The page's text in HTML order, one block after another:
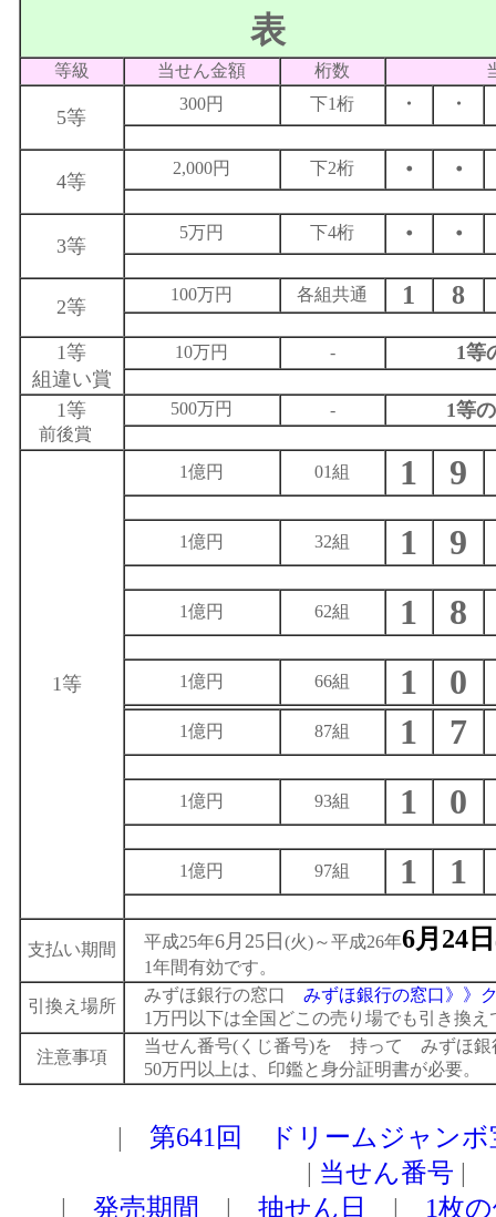
表
等級 当せん金額 桁数
5等
300円 下1桁 ・ ・
4等
2,000円 下2桁 ・ ・
3等
5万円 下4桁 ・ ・
2等
100万円 各組共通 1 8
1等
組違い賞
10万円 - 1等
1等
前後賞
500万円 - 1等
1等
1億円 01組 1 9
1億円 32組 1 9
1億円 62組 1 8
1億円 66組 1 0
1億円 87組 1 7
1億円 93組 1 0
1億円 97組 1 1
支払い期間 平成25年6月25日 (火)～平成26年6月24日
1年間有効です。
引換え場所
みずほ銀行の窓口 みずほ銀行の窓口》》
1万円以下は全国どこの売り場でも引き換え
注意事項
当せん番号(くじ番号)を 持って みずほ銀
50万円以上は、印鑑と身分証明書が必要。
| 第641回 ドリームジャン
| 当せん番号 |
| 発売期間 | 抽せん日 | 1枚